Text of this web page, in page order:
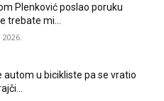
Plenković poslao poruku
trebate mi…
autom u bicikliste pa se vratio